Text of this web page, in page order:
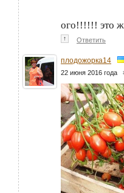
ого!!!!!! это ж
↑ Ответить
плодожорка14
22 июня 2016 года